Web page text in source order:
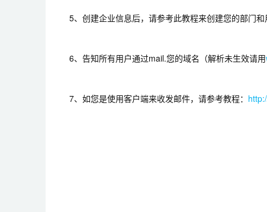
5、创建企业信息后，请参考此教程来创建您的部门和
6、告知所有用户通过mail.您的域名（解析未生效请用
7、如您是使用客户端来收发邮件，请参考教程：